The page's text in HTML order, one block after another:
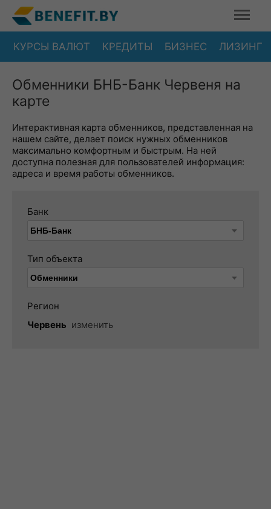
КУРСЫ ВАЛЮТ КРЕДИТЫ БИЗНЕС ЛИЗИНГ
Обменники БНБ-Банк Червеня на
карте
Интерактивная карта обменников, представленная на
нашем сайте, делает поиск нужных обменников
максимально комфортным и быстрым. На ней
доступна полезная для пользователей информация:
адреса и время работы обменников.
Банк
Тип объекта
Регион
Червень изменить